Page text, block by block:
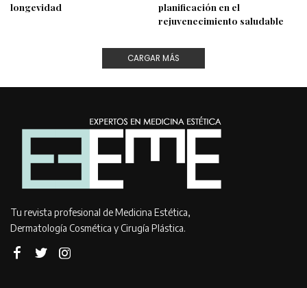
longevidad
planificación en el
rejuvenecimiento saludable
CARGAR MÁS
Tu revista profesional de Medicina Estética,
Dermatología Cosmética y Cirugía Plástica.